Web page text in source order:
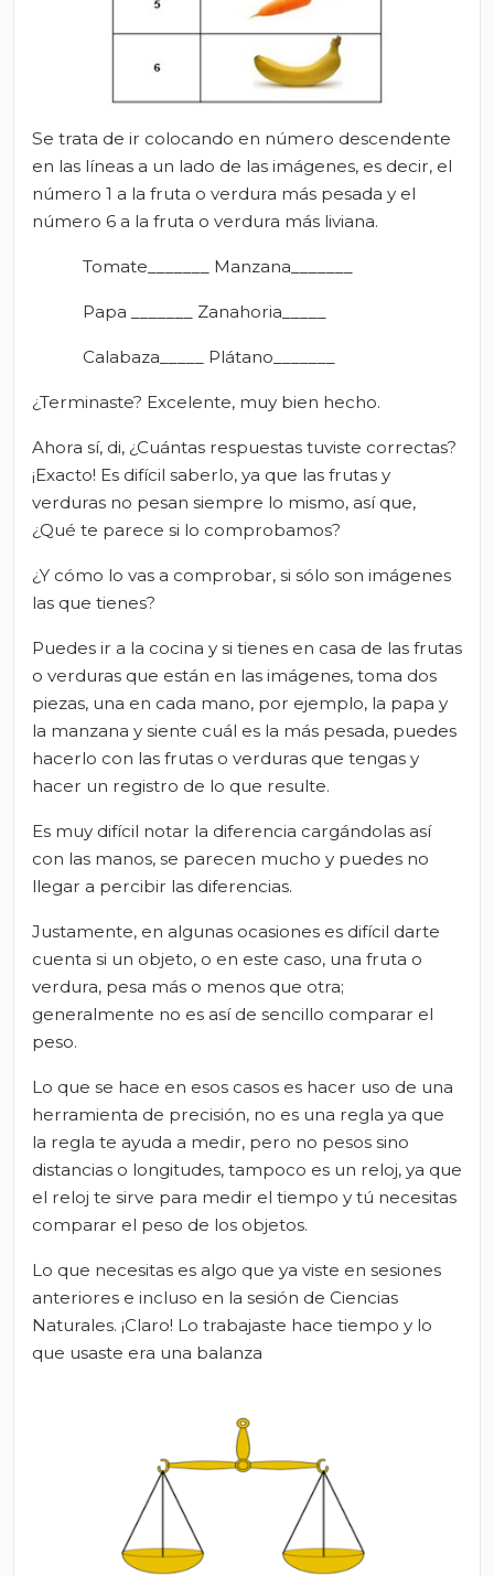
Se trata de ir colocando en número descendente
en las líneas a un lado de las imágenes, es decir, el
número 1 a la fruta o verdura más pesada y el
número 6 a la fruta o verdura más liviana.
Tomate_______ Manzana_______
Papa _______ Zanahoria_____
Calabaza_____ Plátano_______
¿Terminaste? Excelente, muy bien hecho.
Ahora sí, di, ¿Cuántas respuestas tuviste correctas?
¡Exacto! Es difícil saberlo, ya que las frutas y
verduras no pesan siempre lo mismo, así que,
¿Qué te parece si lo comprobamos?
¿Y cómo lo vas a comprobar, si sólo son imágenes
las que tienes?
Puedes ir a la cocina y si tienes en casa de las frutas
o verduras que están en las imágenes, toma dos
piezas, una en cada mano, por ejemplo, la papa y
la manzana y siente cuál es la más pesada, puedes
hacerlo con las frutas o verduras que tengas y
hacer un registro de lo que resulte.
Es muy difícil notar la diferencia cargándolas así
con las manos, se parecen mucho y puedes no
llegar a percibir las diferencias.
Justamente, en algunas ocasiones es difícil darte
cuenta si un objeto, o en este caso, una fruta o
verdura, pesa más o menos que otra;
generalmente no es así de sencillo comparar el
peso.
Lo que se hace en esos casos es hacer uso de una
herramienta de precisión, no es una regla ya que
la regla te ayuda a medir, pero no pesos sino
distancias o longitudes, tampoco es un reloj, ya que
el reloj te sirve para medir el tiempo y tú necesitas
comparar el peso de los objetos.
Lo que necesitas es algo que ya viste en sesiones
anteriores e incluso en la sesión de Ciencias
Naturales. ¡Claro! Lo trabajaste hace tiempo y lo
que usaste era una balanza